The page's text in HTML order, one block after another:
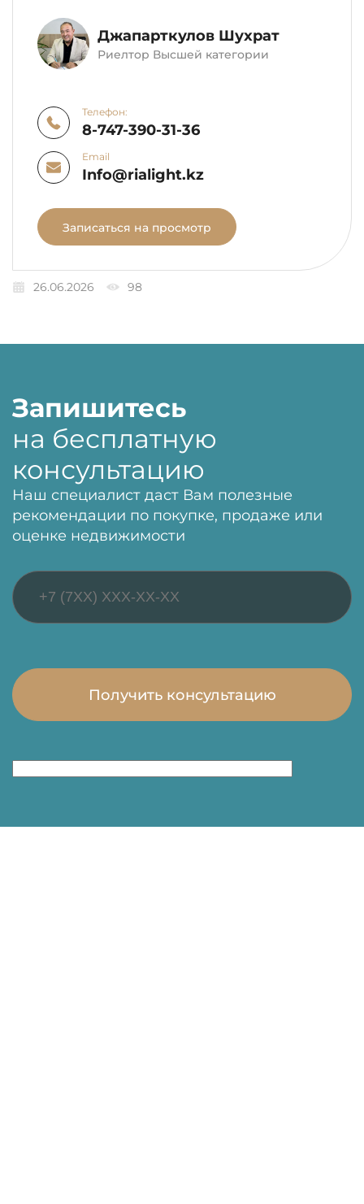
Джапарткулов Шухрат
Риелтор Высшей категории
Телефон:
8-747-390-31-36
Email
Info@rialight.kz
Записаться на просмотр
26.06.2026 98
Запишитесь
на бесплатную
консультацию
Наш специалист даст Вам полезные
рекомендации по покупке, продаже или
оценке недвижимости